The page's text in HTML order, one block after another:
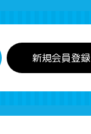
新規会員登録